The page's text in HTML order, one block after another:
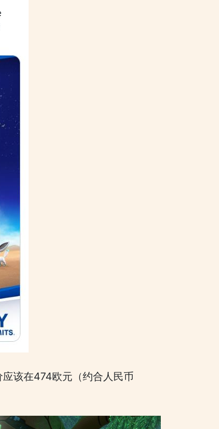
该在474欧元（约合人民币